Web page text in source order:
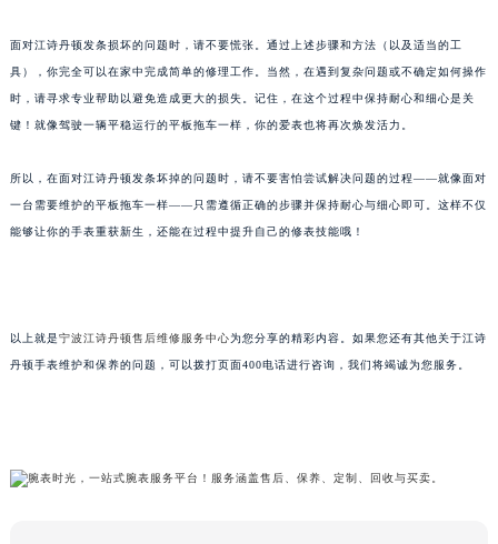
面对江诗丹顿发条损坏的问题时，请不要慌张。通过上述步骤和方法（以及适当的工
具），你完全可以在家中完成简单的修理工作。当然，在遇到复杂问题或不确定如何操作
时，请寻求专业帮助以避免造成更大的损失。记住，在这个过程中保持耐心和细心是关
键！就像驾驶一辆平稳运行的平板拖车一样，你的爱表也将再次焕发活力。
所以，在面对江诗丹顿发条坏掉的问题时，请不要害怕尝试解决问题的过程——就像面对
一台需要维护的平板拖车一样——只需遵循正确的步骤并保持耐心与细心即可。这样不仅
能够让你的手表重获新生，还能在过程中提升自己的修表技能哦！
以上就是宁波江诗丹顿售后维修服务中心为您分享的精彩内容。如果您还有其他关于江诗
丹顿手表维护和保养的问题，可以拨打页面400电话进行咨询，我们将竭诚为您服务。